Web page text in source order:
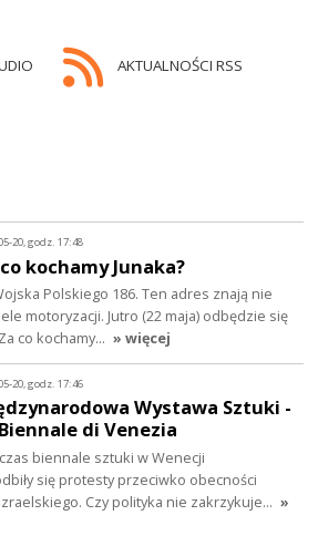
AKTUALNOŚCI RSS
20, godz. 17:48
kochamy Junaka?
Polskiego 186. Ten adres znają nie
motoryzacji. Jutro (22 maja) odbędzie się
co kochamy… » więcej
20, godz. 17:46
Wystawa Sztuki -
di Venezia
biennale sztuki w Wenecji
się protesty przeciwko obecności
Czy polityka nie zakrzykuje… »